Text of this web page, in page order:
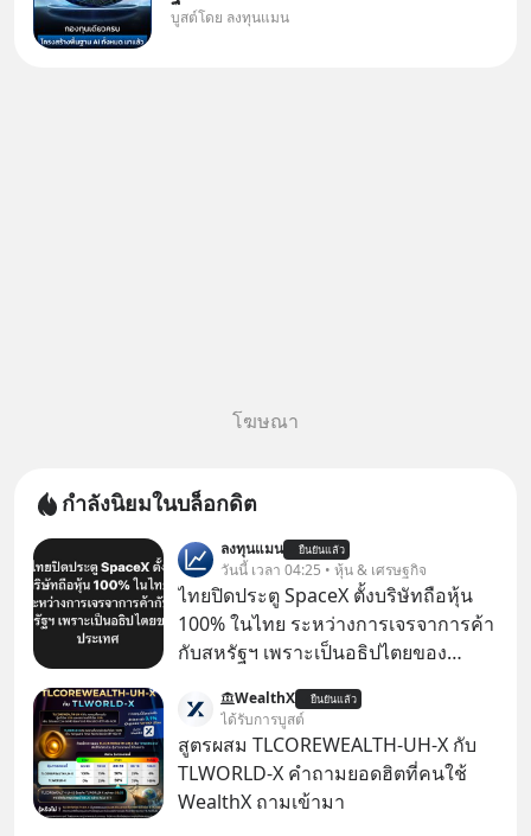
ลงทุนแมน AI Supercycle คือช่วง
บูสต์โดย ลงทุนแมน
โฆษณา
กำลังนิยมในบล็อกดิต
ลงทุนแมน ยืนยันแล้ว
วันนี้ เวลา 04:25 • หุ้น & เศรษฐกิจ
ไทยปิดประตู SpaceX ตั้งบริษัทถือหุ้น
100% ในไทย ระหว่างการเจรจาการค้า
กับสหรัฐฯ เพราะเป็นอธิปไตยของ
ประกาศจุดยืนชัดเจนว่า จะไม่อนุญาต
ให้บริษัทสหรัฐฯ ตั้งบริษัทโทรคมนาคม
ดาวเทียมที่ถือหุ้น 100% โดยชาวต่าง
ชาติ ในระหว่างการเจรจาการค้ากับ
WealthX ยืนยันแล้ว
ได้รับการบูสต์
สูตรผสม TLCOREWEALTH-UH-X กับ
TLWORLD-X คำถามยอดฮิตที่คนใช้
WealthX ถามเข้ามา